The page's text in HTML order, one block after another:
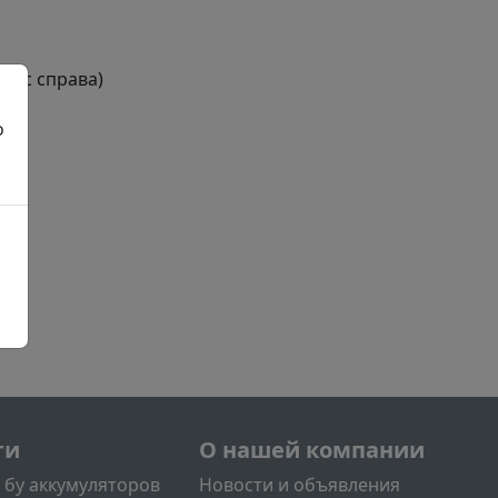
справа)
аккумуляторов
Меню учётной записи
О нашей компании
Новости и объявления